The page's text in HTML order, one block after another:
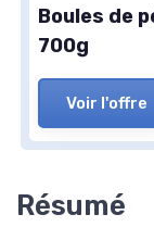
Boules de
700g
Voir l'offre
Résumé